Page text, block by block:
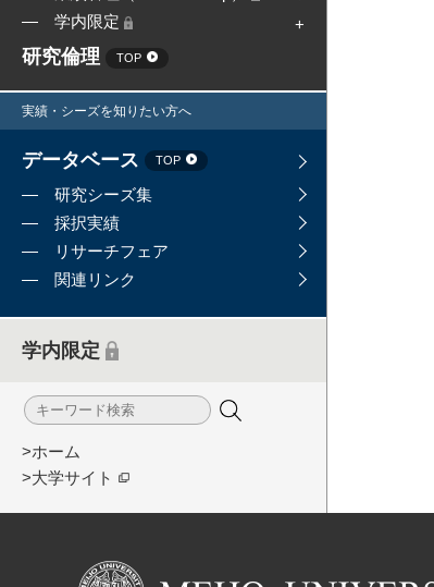
学内限定
研究倫理 TOP
実績・シーズを知りたい方へ
データベース TOP
研究シーズ集
採択実績
リサーチフェア
関連リンク
学内限定
>ホーム
>大学サイト